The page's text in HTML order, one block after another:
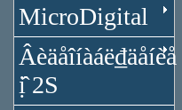
MicroDigital
Âèäåîíàáë₫äåíèå
ị̂ 2S